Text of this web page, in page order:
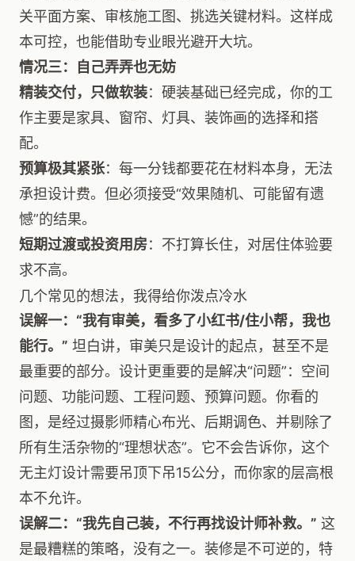
关平面方案、审核施工图、挑选关键材料。这样成
本可控，也能借助专业眼光避开大坑。
情况三：自己弄弄也无妨
精装交付，只做软装：硬装基础已经完成，你的工
作主要是家具、窗帘、灯具、装饰画的选择和搭
配。
预算极其紧张：每一分钱都要花在材料本身，无法
承担设计费。但必须接受“效果随机、可能留有遗
憾”的结果。
短期过渡或投资用房：不打算长住，对居住体验要
求不高。
几个常见的想法，我得给你泼点冷水
误解一：“我有审美，看多了小红书/住小帮，我也
能行。” 坦白讲，审美只是设计的起点，甚至不是
最重要的部分。设计更重要的是解决“问题”：空间
问题、功能问题、工程问题、预算问题。你看的
图，是经过摄影师精心布光、后期调色、并剔除了
所有生活杂物的“理想状态”。它不会告诉你，这个
无主灯设计需要吊顶下吊15公分，而你家的层高根
本不允许。
误解二：“我先自己装，不行再找设计师补救。” 这
是最糟糕的策略，没有之一。装修是不可逆的，特